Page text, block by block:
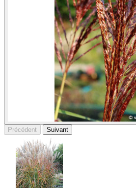
Précédent
Suivant